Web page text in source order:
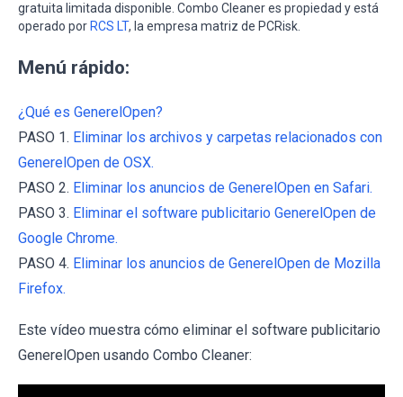
gratuita limitada disponible. Combo Cleaner es propiedad y está
operado por RCS LT, la empresa matriz de PCRisk.
Menú rápido:
¿Qué es GenerelOpen?
PASO 1. Eliminar los archivos y carpetas relacionados con
GenerelOpen de OSX.
PASO 2. Eliminar los anuncios de GenerelOpen en Safari.
PASO 3. Eliminar el software publicitario GenerelOpen de
Google Chrome.
PASO 4. Eliminar los anuncios de GenerelOpen de Mozilla
Firefox.
Este vídeo muestra cómo eliminar el software publicitario
GenerelOpen usando Combo Cleaner: